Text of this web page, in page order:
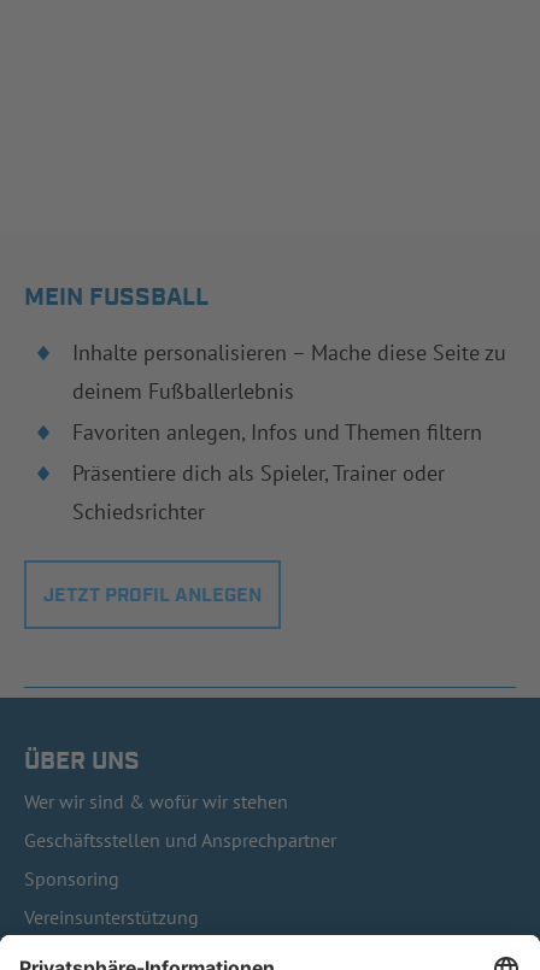
MEIN FUSSBALL
Inhalte personalisieren – Mache diese Seite zu
deinem Fußballerlebnis
Favoriten anlegen, Infos und Themen filtern
Präsentiere dich als Spieler, Trainer oder
Schiedsrichter
JETZT PROFIL ANLEGEN
ÜBER UNS
Wer wir sind & wofür wir stehen
Geschäftsstellen und Ansprechpartner
Sponsoring
Vereinsunterstützung
Infothek